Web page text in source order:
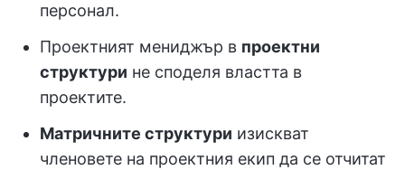
персонал.
Проектният мениджър в проектни
структури не споделя властта в
проектите.
Матричните структури изискват
членовете на проектния екип да се отчитат